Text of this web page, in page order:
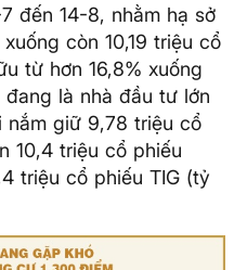
đến 14-8, nhằm hạ sở
còn 10,19 triệu cổ
từ hơn 16,8% xuống
là nhà đầu tư lớn
nắm giữ 9,78 triệu cổ
10,4 triệu cổ phiếu
triệu cổ phiếu TIG (tỷ